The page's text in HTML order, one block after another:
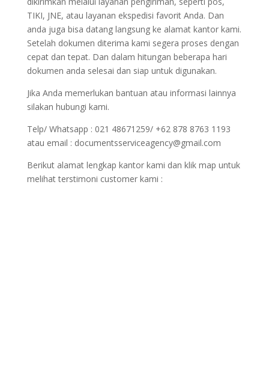
TIKI, JNE, atau layanan ekspedisi favorit Anda. Dan
anda juga bisa datang langsung ke alamat kantor kami.
Setelah dokumen diterima kami segera proses dengan
cepat dan tepat. Dan dalam hitungan beberapa hari
dokumen anda selesai dan siap untuk digunakan.
Jika Anda memerlukan bantuan atau informasi lainnya
silakan hubungi kami.
Telp/ Whatsapp : 021 48671259/ +62 878 8763 1193
atau email : documentsserviceagency@gmail.com
Berikut alamat lengkap kantor kami dan klik map untuk
melihat terstimoni customer kami :